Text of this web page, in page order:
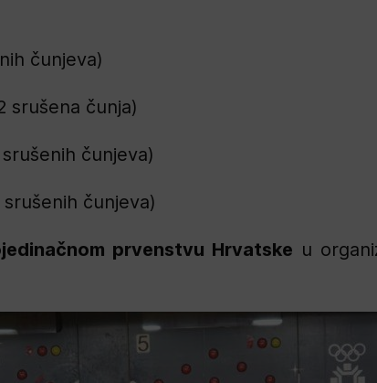
čunjeva)
srušena čunja)
čunjeva)
čunjeva)
prvenstvu Hrvatske u